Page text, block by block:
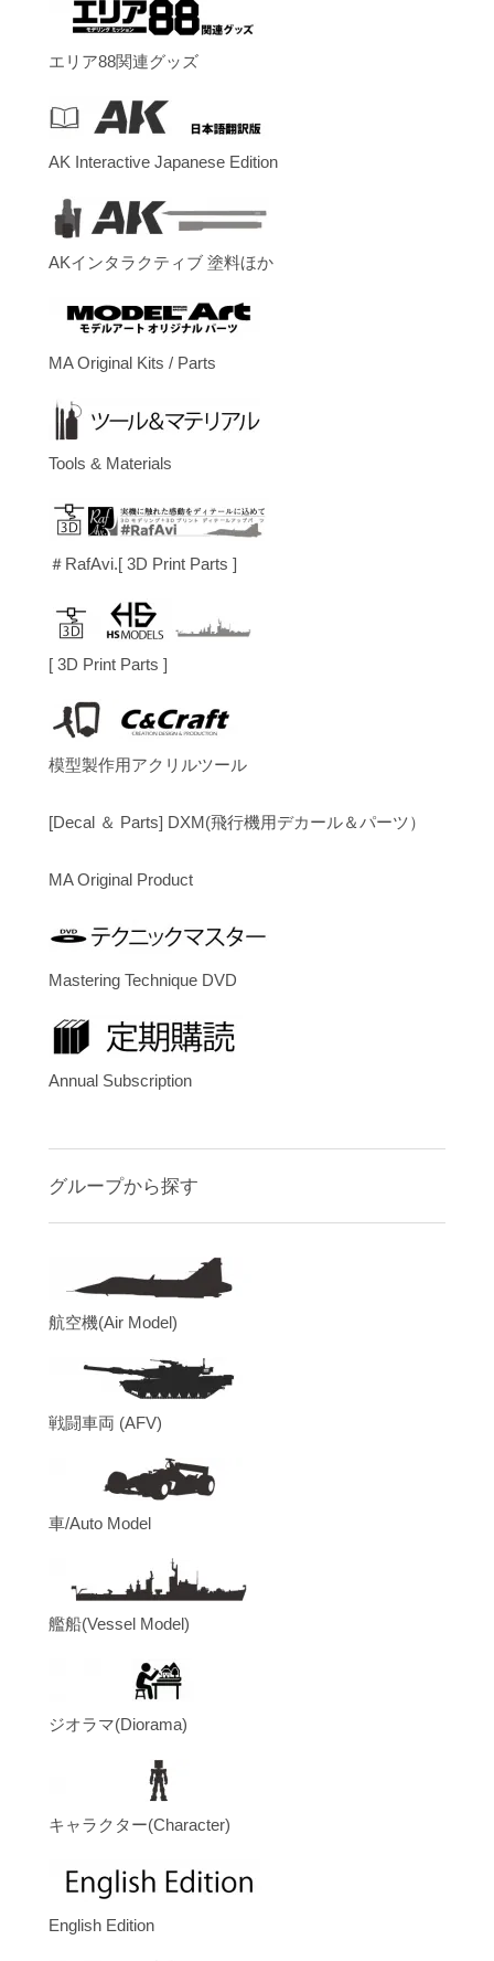
エリア88関連グッズ
AK Interactive Japanese Edition
AKインタラクティブ 塗料ほか
MA Original Kits / Parts
Tools & Materials
＃RafAvi.[ 3D Print Parts ]
[ 3D Print Parts ]
模型製作用アクリルツール
[Decal ＆ Parts] DXM(飛行機用デカール＆パーツ）
MA Original Product
Mastering Technique DVD
Annual Subscription
グループから探す
航空機(Air Model)
戦闘車両 (AFV)
車/Auto Model
艦船(Vessel Model)
ジオラマ(Diorama)
キャラクター(Character)
English Edition